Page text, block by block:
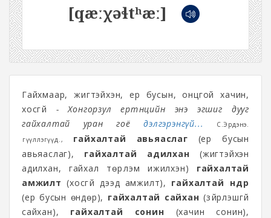
[qæːχəɬtʰæː]
Гайхмаар, жигтэйхэн, ер бусын, онцгой хачин,
хосгүй - Хонгорзул ертөнцийн энэ эгшиг дууг
гайхалтай уран гоёдэлгэрэнгүй...
С.Эрдэнэ.
Өгүүллэгүүд.,
гайхалтай авьяаслаг (ер бусын
авьяаслаг), гайхалтай адилхан (жигтэйхэн
адилхан, гайхал төрүүлэм ижилхэн) гайхалтай
амжилт (хосгүй дээд амжилт), гайхалтай өндөр
(ер бусын өндөр), гайхалтай сайхан (зүйрлэшгүй
сайхан), гайхалтай сонин (хачин сонин),